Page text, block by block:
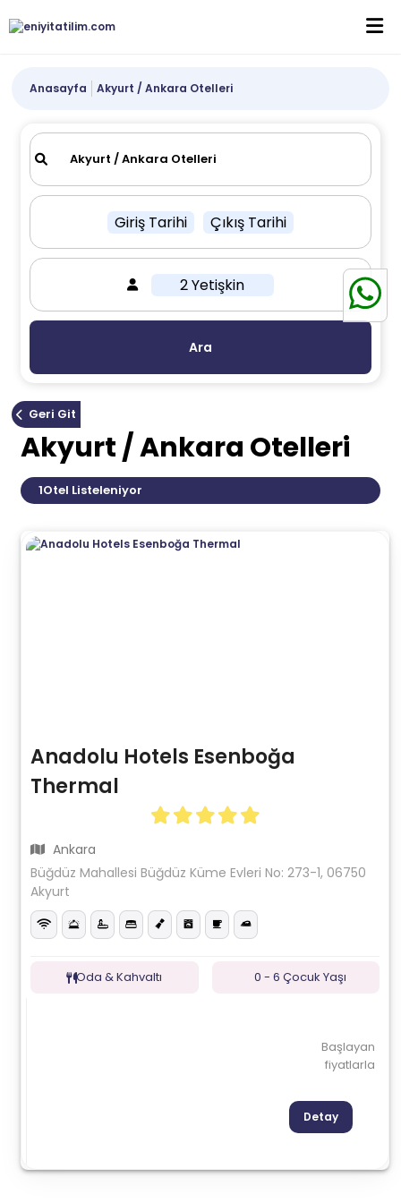
Anasayfa Akyurt / Ankara Otelleri
Giriş Tarihi Çıkış Tarihi
2 Yetişkin
Ara
Geri Git
Akyurt / Ankara Otelleri
1Otel Listeleniyor
Anadolu Hotels Esenboğa
Thermal
Ankara
Büğdüz Mahallesi Büğdüz Küme Evleri No: 273-1, 06750
Akyurt
Oda & Kahvaltı 0 - 6 Çocuk Yaşı
Başlayan
fiyatlarla
Detay